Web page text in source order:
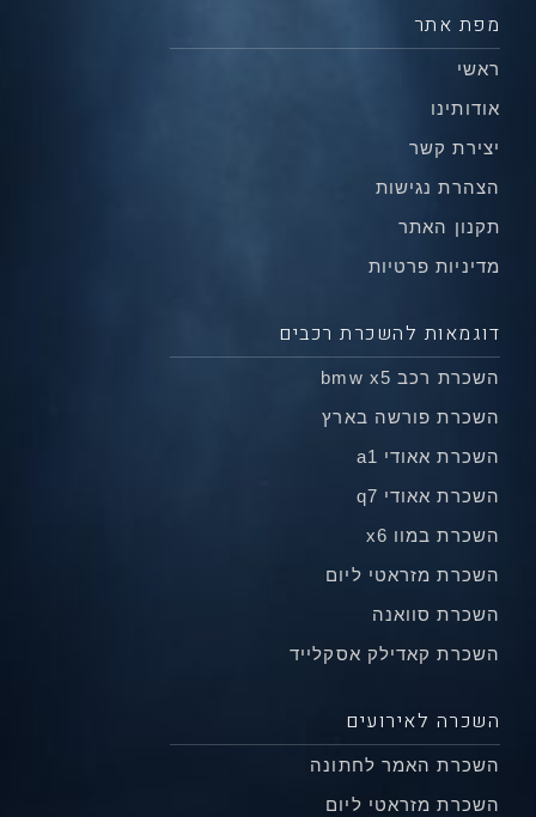
מפת אתר
ראשי
אודותינו
יצירת קשר
הצהרת נגישות
תקנון האתר
מדיניות פרטיות
דוגמאות להשכרת רכבים
השכרת רכב bmw x5
השכרת פורשה בארץ
השכרת אאודי a1
השכרת אאודי q7
השכרת במוו x6
השכרת מזראטי ליום
השכרת סוואנה
השכרת קאדילק אסקלייד
השכרה לאירועים
השכרת האמר לחתונה
השכרת מזראטי ליום